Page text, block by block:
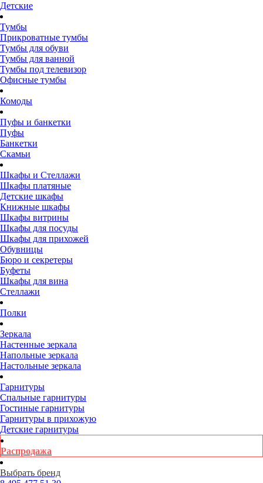
Детские
Тумбы
Прикроватные тумбы
Тумбы для обуви
Тумбы для ванной
Тумбы под телевизор
Офисные тумбы
Комоды
Пуфы и банкетки
Пуфы
Банкетки
Скамьи
Шкафы и Стеллажи
Шкафы платяные
Детские шкафы
Книжные шкафы
Шкафы витрины
Шкафы для посуды
Шкафы для прихожей
Обувницы
Бюро и секретеры
Буфеты
Шкафы для вина
Стеллажи
Полки
Зеркала
Настенные зеркала
Напольные зеркала
Настольные зеркала
Гарнитуры
Спальные гарнитуры
Гостиные гарнитуры
Гарнитуры в прихожую
Детские гарнитуры
Распродажа
Выбрать бренд